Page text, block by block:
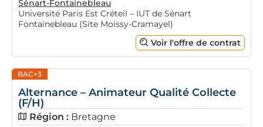
Sénart-Fontainebleau
Université Paris Est Créteil – IUT de Sénart
Fontainebleau (Site Moissy-Cramayel)
Voir l'offre de contrat
BAC+3
Alternance – Animateur Qualité Collecte
(F/H)
Région : Bretagne